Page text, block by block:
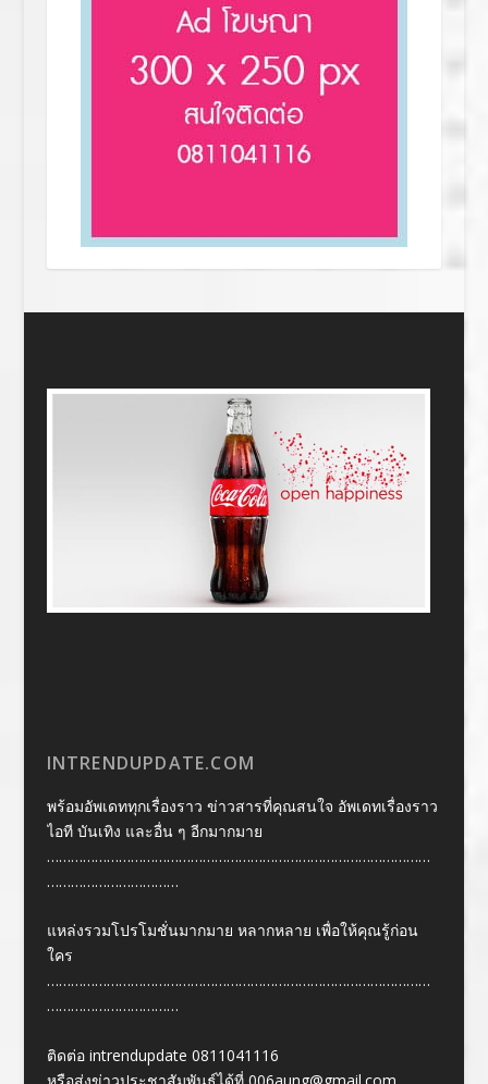
INTRENDUPDATE.COM
พร้อมอัพเดททุกเรื่องราว ข่าวสารที่คุณสนใจ อัพเดทเรื่องราว
ไอที บันเทิง และอื่น ๆ อีกมากมาย
……………………………………………………………………………………
……………………………
แหล่งรวมโปรโมชั่นมากมาย หลากหลาย เพื่อให้คุณรู้ก่อน
ใคร
……………………………………………………………………………………
……………………………
ติดต่อ intrendupdate 0811041116
หรือส่งข่าวประชาสัมพันธ์ได้ที่ 006aung@gmail.com